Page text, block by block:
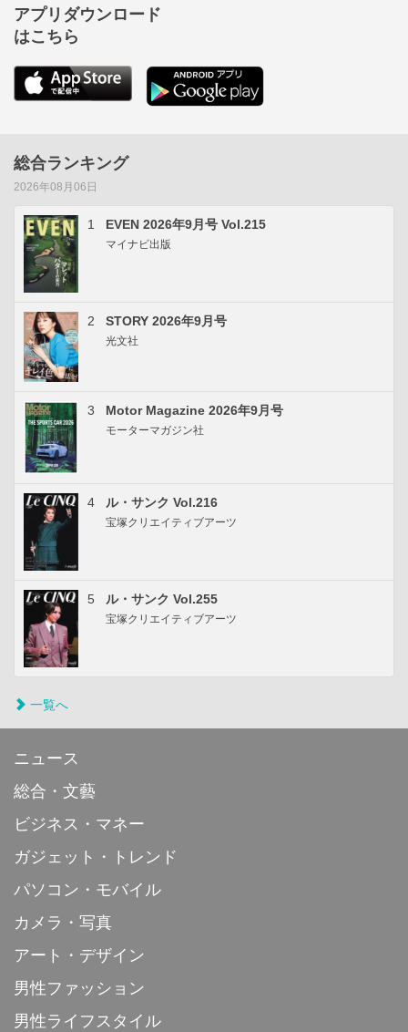
アプリダウンロード
はこちら
総合ランキング
2026年08月06日
1 EVEN 2026年9月号 Vol.215
マイナビ出版
2 STORY 2026年9月号
光文社
3 Motor Magazine 2026年9月号
モーターマガジン社
4 ル・サンク Vol.216
宝塚クリエイティブアーツ
5 ル・サンク Vol.255
宝塚クリエイティブアーツ
一覧へ
ニュース
総合・文藝
ビジネス・マネー
ガジェット・トレンド
パソコン・モバイル
カメラ・写真
アート・デザイン
男性ファッション
男性ライフスタイル